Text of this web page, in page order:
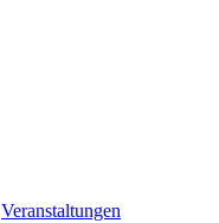
Veranstaltungen